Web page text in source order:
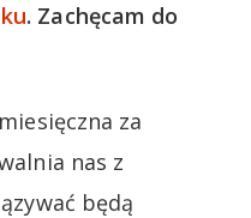
. Zachęcam do
za
nas z
będą